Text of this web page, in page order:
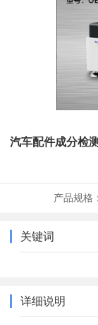
汽车配件成分检
产品规格：
关键词
详细说明